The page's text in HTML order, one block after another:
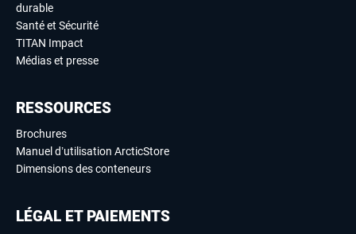
durable
Santé et Sécurité
TITAN Impact
Médias et presse
RESSOURCES
Brochures
Manuel d’utilisation ArcticStore
Dimensions des conteneurs
LÉGAL ET PAIEMENTS